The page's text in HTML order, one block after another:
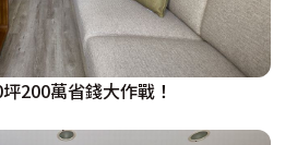
200萬省錢大作戰！